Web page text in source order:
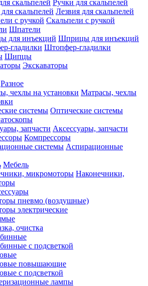
Ручки для скальпелей
Лезвия для скальпелей
Скальпели с ручкой
Шпатели
Шприцы для инъекций
Штопфер-гладилки
Щипцы
Экскаваторы
Разное
Матрасы, чехлы
Оптические системы
Аксессуары, запчасти
Компрессоры
Аспирационные
Мебель
Наконечники,
пневмо (воздушные)
электрические
очистка
с подсветкой
повышающие
с подсветкой